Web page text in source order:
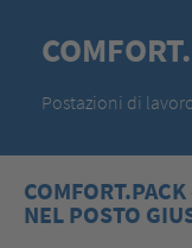
Postazioni di
NEL POSTO